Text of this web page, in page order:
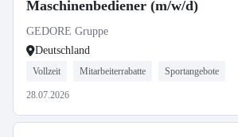
Maschinenbediener (m/w/d)
GEDORE Gruppe
Deutschland
Vollzeit Mitarbeiterrabatte Sportangebote
28.07.2026